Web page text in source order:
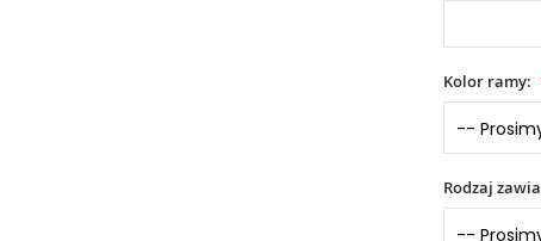
Kolor ramy:
Rodzaj